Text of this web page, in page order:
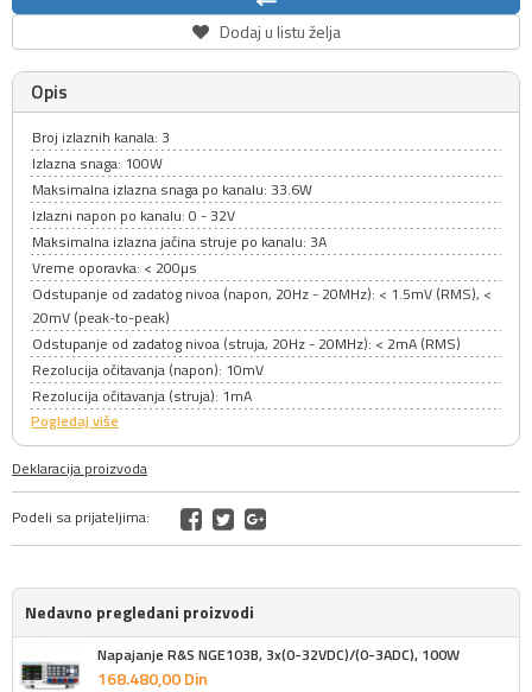
Dodaj u listu želja
Opis
Broj izlaznih kanala: 3
Izlazna snaga: 100W
Maksimalna izlazna snaga po kanalu: 33.6W
Izlazni napon po kanalu: 0 - 32V
Maksimalna izlazna jačina struje po kanalu: 3A
Vreme oporavka: < 200µs
Odstupanje od zadatog nivoa (napon, 20Hz - 20MHz): < 1.5mV (RMS), <
20mV (peak-to-peak)
Odstupanje od zadatog nivoa (struja, 20Hz - 20MHz): < 2mA (RMS)
Rezolucija očitavanja (napon): 10mV
Rezolucija očitavanja (struja): 1mA
Pogledaj više
Deklaracija proizvoda
Podeli sa prijateljima:
Nedavno pregledani proizvodi
Napajanje R&S NGE103B, 3x(0-32VDC)/(0-3ADC), 100W
168.480,00Din